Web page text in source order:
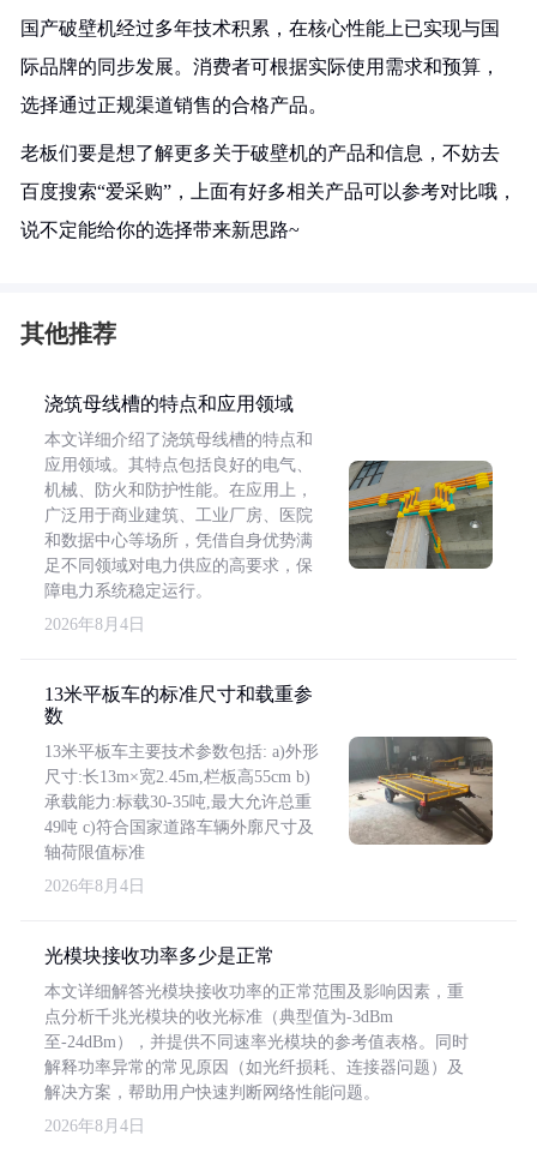
国产破壁机经过多年技术积累，在核心性能上已实现与国
际品牌的同步发展。消费者可根据实际使用需求和预算，
选择通过正规渠道销售的合格产品。
老板们要是想了解更多关于破壁机的产品和信息，不妨去
百度搜索“爱采购”，上面有好多相关产品可以参考对比哦，
说不定能给你的选择带来新思路~
其他推荐
浇筑母线槽的特点和应用领域
本文详细介绍了浇筑母线槽的特点和
应用领域。其特点包括良好的电气、
机械、防火和防护性能。在应用上，
广泛用于商业建筑、工业厂房、医院
和数据中心等场所，凭借自身优势满
足不同领域对电力供应的高要求，保
障电力系统稳定运行。
2026年8月4日
13米平板车的标准尺寸和载重参
数
13米平板车主要技术参数包括: a)外形
尺寸:长13m×宽2.45m,栏板高55cm b)
承载能力:标载30-35吨,最大允许总重
49吨 c)符合国家道路车辆外廓尺寸及
轴荷限值标准
2026年8月4日
光模块接收功率多少是正常
本文详细解答光模块接收功率的正常范围及影响因素，重
点分析千兆光模块的收光标准（典型值为-3dBm
至-24dBm），并提供不同速率光模块的参考值表格。同时
解释功率异常的常见原因（如光纤损耗、连接器问题）及
解决方案，帮助用户快速判断网络性能问题。
2026年8月4日